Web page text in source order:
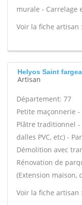
murale - Carrelage
Voir la fiche artisan :
Helyos Saint
Artisan
Département: 77
Petite maçonnerie
Plâtre traditionnel -
dalles PVC, etc) -
Démolition avec
Rénovation de
(Extension maison,
Voir la fiche artisan :